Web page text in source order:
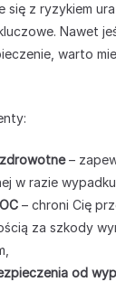
się z ryzykiem
Nawet
warto
–
w razie wypadku,
– chroni Cię
za szkody
od